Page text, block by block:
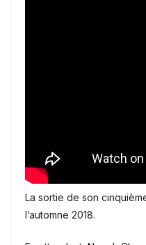
La sortie de son
l’automne 2018.